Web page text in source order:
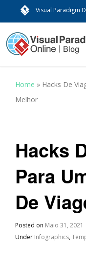
Visual Paradigm
Home » Hacks De
Melhor
Hacks
Para
De
Posted on Maio 31, 2021
Under Infographics,